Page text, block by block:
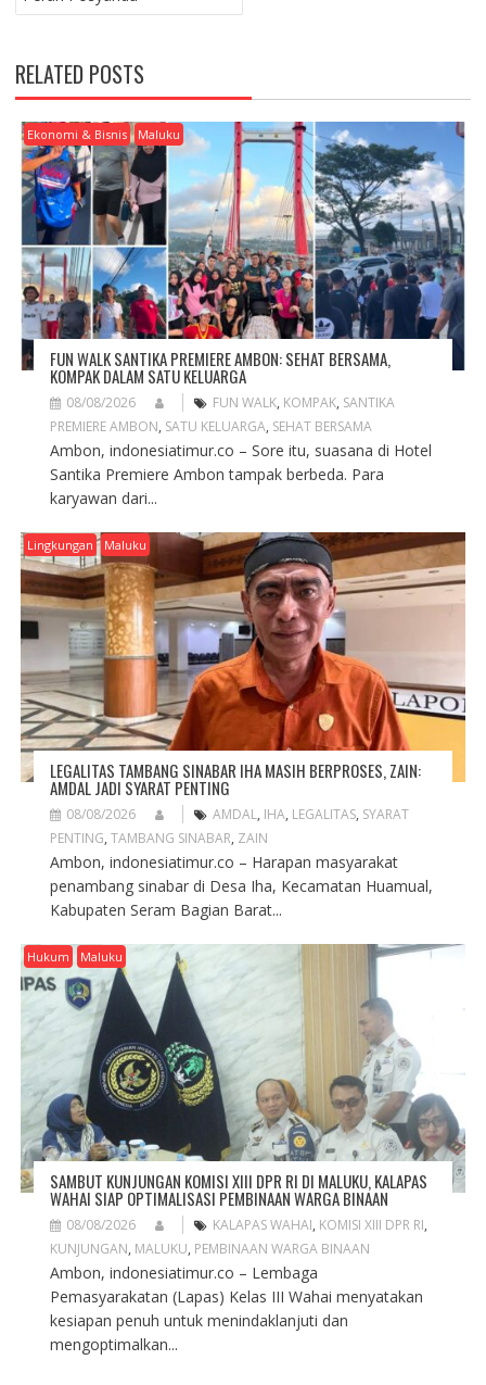
N
V
I
G
A
T
O
RELATED POSTS
Ekonomi & Bisnis Maluku
FUN WALK SANTIKA PREMIERE AMBON: SEHAT BERSAMA,
KOMPAK DALAM SATU KELUARGA
08/08/2026 FUN WALK, KOMPAK, SANTIKA
PREMIERE AMBON, SATU KELUARGA, SEHAT BERSAMA
Ambon, indonesiatimur.co – Sore itu, suasana di Hotel
Santika Premiere Ambon tampak berbeda. Para
karyawan dari...
Lingkungan Maluku
LEGALITAS TAMBANG SINABAR IHA MASIH BERPROSES, ZAIN:
AMDAL JADI SYARAT PENTING
08/08/2026 AMDAL, IHA, LEGALITAS, SYARAT
PENTING, TAMBANG SINABAR, ZAIN
Ambon, indonesiatimur.co – Harapan masyarakat
penambang sinabar di Desa Iha, Kecamatan Huamual,
Kabupaten Seram Bagian Barat...
Hukum Maluku
SAMBUT KUNJUNGAN KOMISI XIII DPR RI DI MALUKU, KALAPAS
WAHAI SIAP OPTIMALISASI PEMBINAAN WARGA BINAAN
08/08/2026 KALAPAS WAHAI, KOMISI XIII DPR RI,
KUNJUNGAN, MALUKU, PEMBINAAN WARGA BINAAN
Ambon, indonesiatimur.co – Lembaga
Pemasyarakatan (Lapas) Kelas III Wahai menyatakan
kesiapan penuh untuk menindaklanjuti dan
mengoptimalkan...